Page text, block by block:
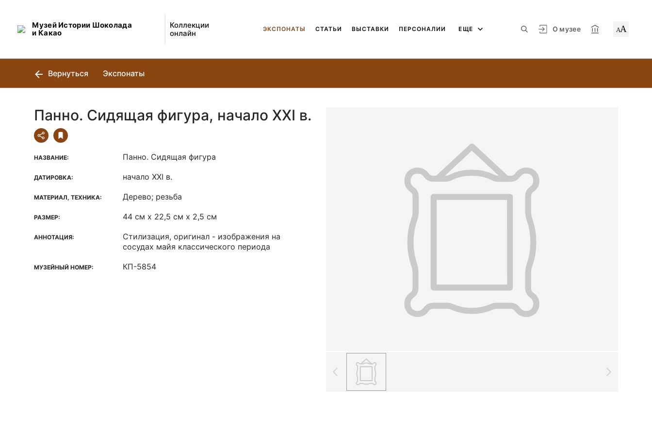
Музей Истории Шоколада
и Какао
Коллекции
онлайн
О музее АА
ЭКСПОНАТЫ СТАТЬИ ВЫСТАВКИ ПЕРСОНАЛИИ ЕЩЕ
Вернуться Экспонаты
Панно. Сидящая фигура, начало ХХI в.
НАЗВАНИЕ: Панно. Сидящая фигура
ДАТИРОВКА: начало ХХI в.
МАТЕРИАЛ, ТЕХНИКА: Дерево; резьба
РАЗМЕР: 44 см х 22,5 см х 2,5 см
АННОТАЦИЯ:
Стилизация, оригинал - изображения на
сосудах майя классического периода
МУЗЕЙНЫЙ НОМЕР: КП-5854